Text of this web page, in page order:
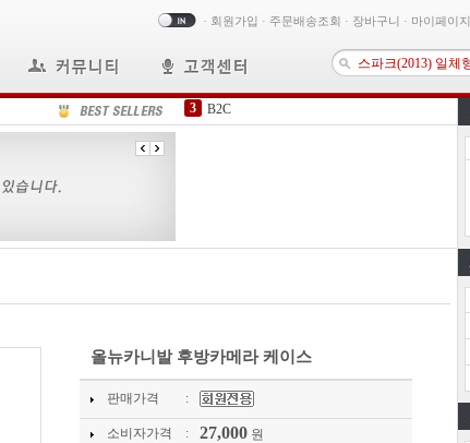
· 회원가입 · 주문배송조회 · 장바구니 · 마이페이지
3
B2C
4
9
H타입DMB·라디오 통합안테나- 신형 (블랙)
올뉴카니발 후방카메라 케이스
판매가격 :
소비자가격 : 27,000 원